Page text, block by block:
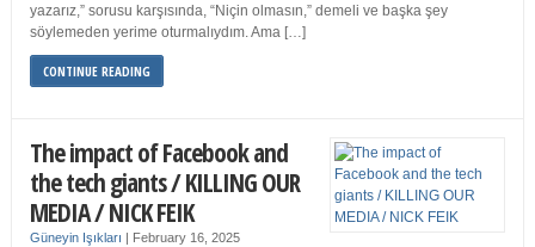
yazarız,” sorusu karşısında, “Niçin olmasın,” demeli ve başka şey
söylemeden yerime oturmalıydım. Ama […]
CONTINUE READING
The impact of Facebook and
the tech giants / KILLING OUR
MEDIA / NICK FEIK
Güneyin Işıkları | February 16, 2025